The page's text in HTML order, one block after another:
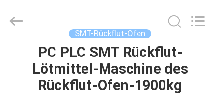
PRODUKTE
LIMITED.
SMT-Rückflut-Ofen
PC PLC SMT Rückflut-
Lötmittel-Maschine des
Rückflut-Ofen-1900kg